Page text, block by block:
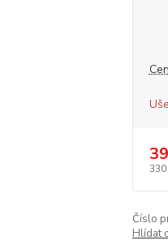
330
Číslo
Hlídat